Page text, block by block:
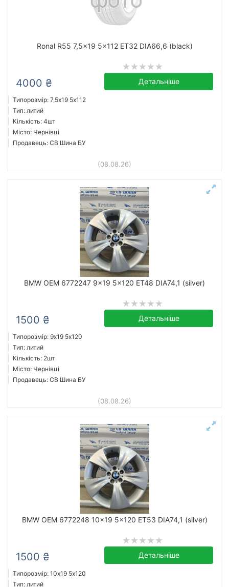
Ronal R55 7,5x19 5x112 ET32 DIA66,6 (black)
4000 ₴ Детальніше
Типорозмір: 7,5x19 5х112
Тип: литий
Кількість: 4шт
Місто: Чернівці
Продавець: СВ Шина БУ
(08.08.26)
BMW OEM 6772247 9x19 5x120 ET48 DIA74,1 (silver)
1500 ₴ Детальніше
Типорозмір: 9x19 5х120
Тип: литий
Кількість: 2шт
Місто: Чернівці
Продавець: СВ Шина БУ
(08.08.26)
BMW OEM 6772248 10x19 5x120 ET53 DIA74,1 (silver)
1500 ₴ Детальніше
Типорозмір: 10x19 5х120
Тип: литий